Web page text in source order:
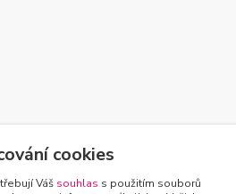
266
cookies
Váš souhlas s použitím souborů